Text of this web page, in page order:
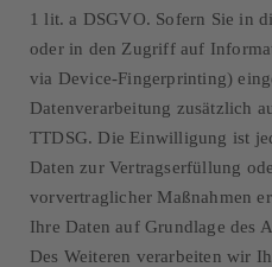
1 lit. a DSGVO. Sofern Sie in
oder in den Zugriff auf
via Device-Fingerprinting)
Datenverarbeitung zusätzlich
TTDSG. Die Einwilligung ist
Daten zur Vertragserfüllung
vorvertraglicher Maßnahmen
Ihre Daten auf Grundlage des
Des Weiteren verarbeiten wir